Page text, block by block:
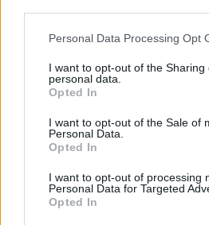
Personal Data Processing Opt
I want to opt-out of the Sharing
personal data.
Opted In
I want to opt-out of the Sale of
Personal Data.
Opted In
I want to opt-out of processing
Personal Data for Targeted
Opted In
Tesina sulla
Tema svolto
Tema storico sullo
ebrei
Scheda e riassunto